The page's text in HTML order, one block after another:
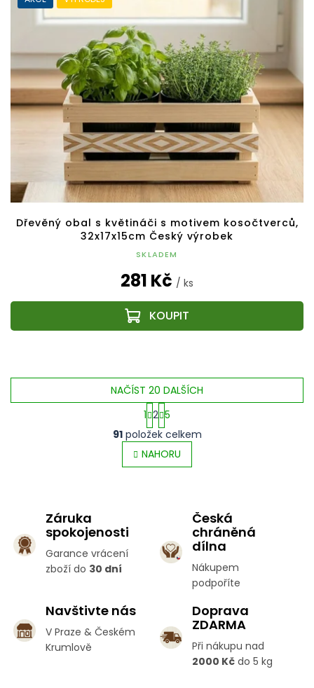
Dřevěný obal s květináči s motivem kosočtverců,
32x17x15cm Český výrobek
SKLADEM
281 Kč / ks
O
v
l
á
r
v
p
NAČÍST 20 DALŠÍCH
S
t
r
á
n
1 2 5
91položek celkem
NAHORU
Záruka
spokojenosti
Garance vrácení
zboží do 30 dní
Česká
chráněná
dílna
Nákupem
podpoříte
Navštivte nás
V Praze & Českém
Krumlově
Doprava
ZDARMA
Při nákupu nad
2000 Kč do 5 kg